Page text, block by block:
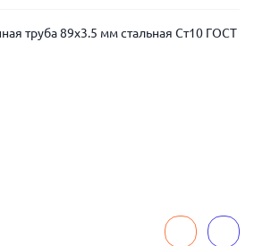
труба 89x3.5 мм стальная Ст10 ГОСТ